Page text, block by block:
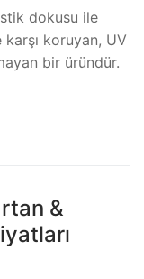
dokusu ile
koruyan, UV
bir üründür.
&